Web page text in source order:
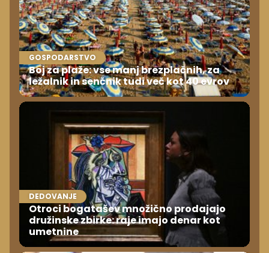
GOSPODARSTVO
Boj za plaže: vse manj brezplačnih, za
ležalnik in senčnik tudi več kot 40 evrov
DEDOVANJE
Otroci bogatašev množično prodajajo
družinske zbirke: raje imajo denar kot
umetnine